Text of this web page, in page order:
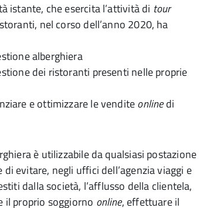
istante, che esercita l’attività di tour
nel corso dell’anno 2020, ha
alberghiera
dei ristoranti presenti nelle proprie
e ottimizzare le venditeonlinedi
è utilizzabile da qualsiasi postazione
evitare, negli uffici dell’agenzia viaggi e
dalla società, l’afflusso della clientela,
il proprio soggiorno online, effettuare il